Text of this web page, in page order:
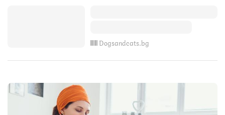
Dogsandcats.bg